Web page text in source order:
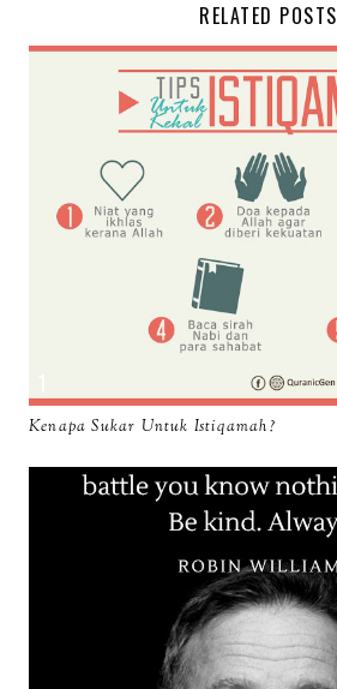
RELATED POSTS
Kenapa Sukar Untuk Istiqamah?